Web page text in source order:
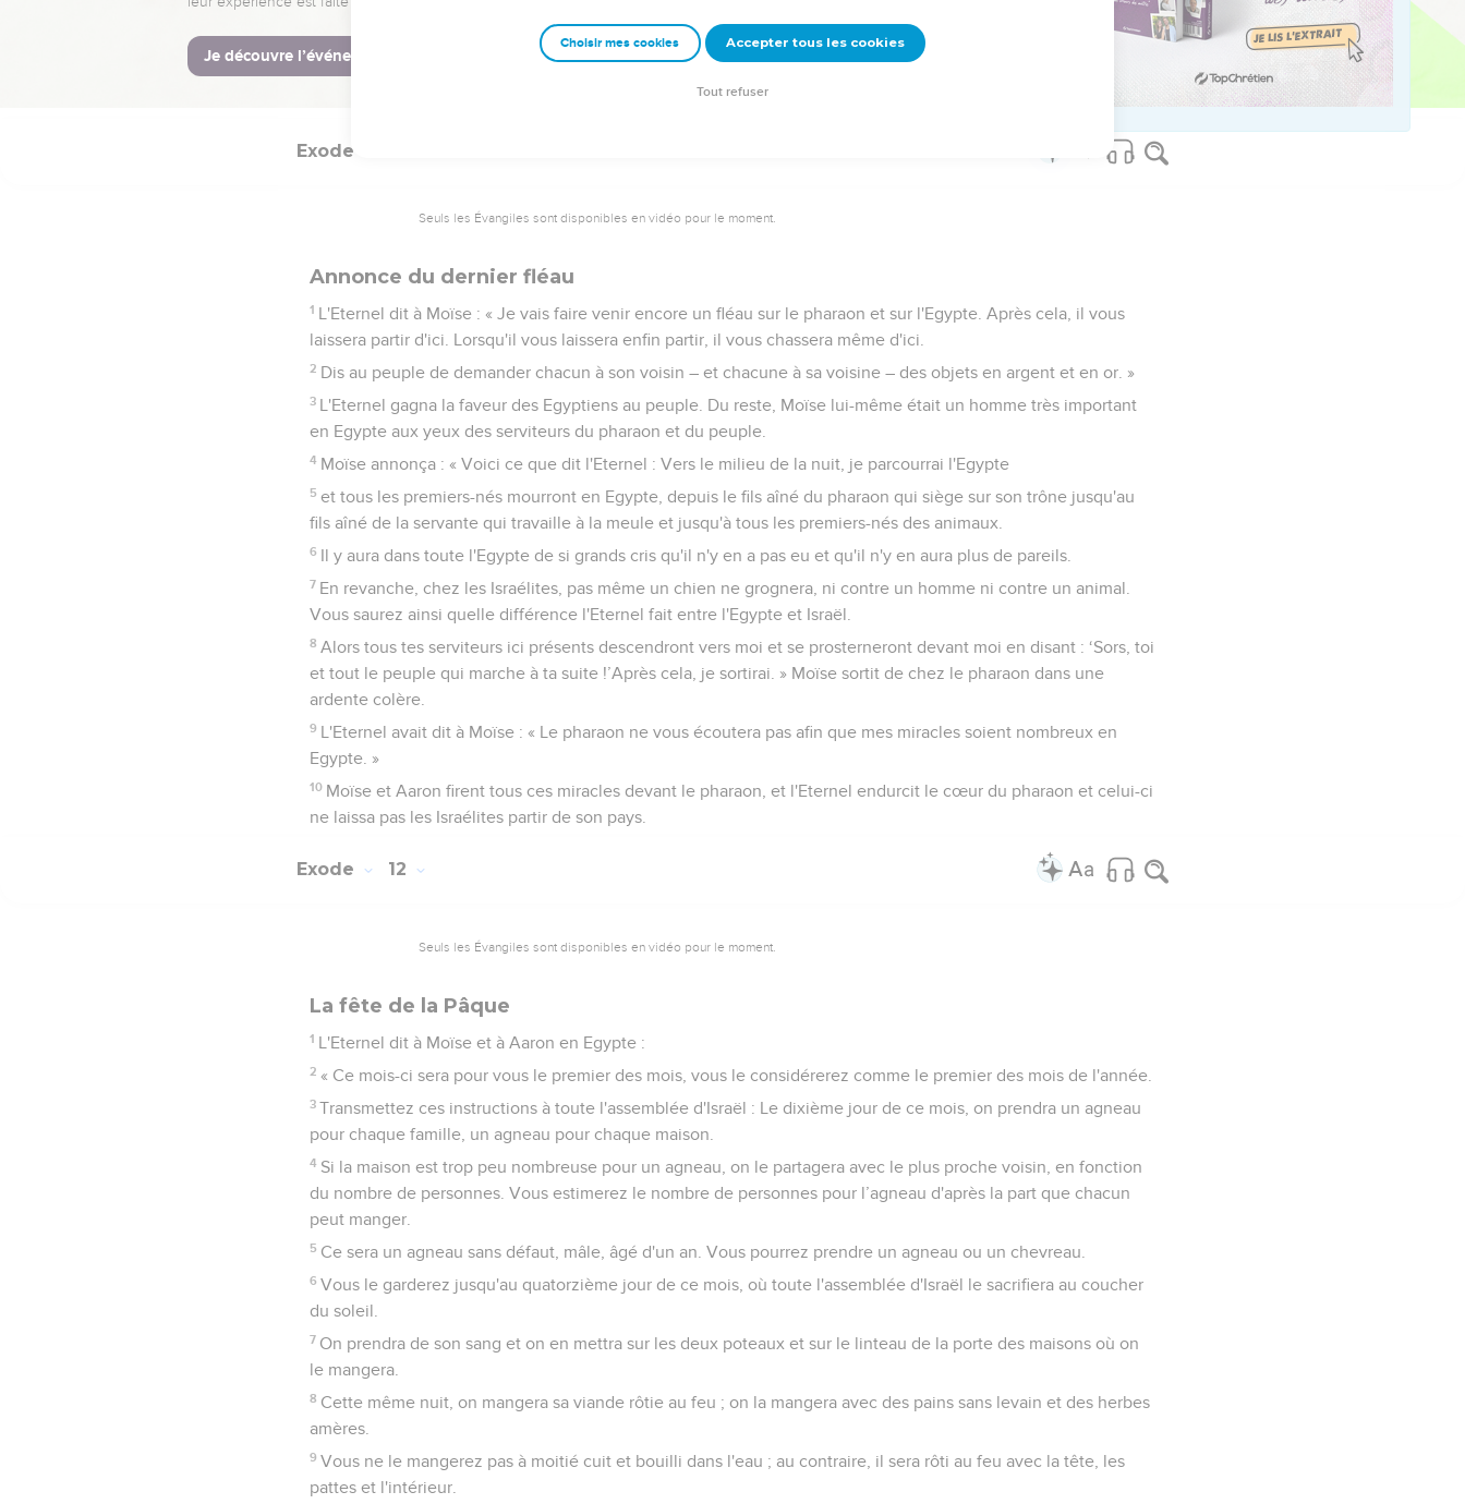
Il dit même à Moïse : « Sors de chez moi ! Veille bien à ne plus te présenter devant moi, car le jour où tu le
feras, tu mourras. »
« Tu l'as dit, répliqua Moïse, je ne me présenterai plus devant toi. »
Exode
Seuls les Évangiles sont disponibles en vidéo pour le moment.
Annonce du dernier fléau
1 L'Eternel dit à Moïse : « Je vais faire venir encore un fléau sur le pharaon et sur l'Egypte. Après cela, il vous
laissera partir d'ici. Lorsqu'il vous laissera enfin partir, il vous chassera même d'ici.
2 Dis au peuple de demander chacun à son voisin – et chacune à sa voisine – des objets en argent et en or. »
3 L'Eternel gagna la faveur des Egyptiens au peuple. Du reste, Moïse lui-même était un homme très important
en Egypte aux yeux des serviteurs du pharaon et du peuple.
4 Moïse annonça : « Voici ce que dit l'Eternel : Vers le milieu de la nuit, je parcourrai l'Egypte
5 et tous les premiers-nés mourront en Egypte, depuis le fils aîné du pharaon qui siège sur son trône jusqu'au
fils aîné de la servante qui travaille à la meule et jusqu'à tous les premiers-nés des animaux.
6 Il y aura dans toute l'Egypte de si grands cris qu'il n'y en a pas eu et qu'il n'y en aura plus de pareils.
7 En revanche, chez les Israélites, pas même un chien ne grognera, ni contre un homme ni contre un animal.
Vous saurez ainsi quelle différence l'Eternel fait entre l'Egypte et Israël.
8 Alors tous tes serviteurs ici présents descendront vers moi et se prosterneront devant moi en disant : ‘Sors, toi
et tout le peuple qui marche à ta suite !’Après cela, je sortirai. » Moïse sortit de chez le pharaon dans une
ardente colère.
9 L'Eternel avait dit à Moïse : « Le pharaon ne vous écoutera pas afin que mes miracles soient nombreux en
Egypte. »
10 Moïse et Aaron firent tous ces miracles devant le pharaon, et l'Eternel endurcit le cœur du pharaon et celui-ci
ne laissa pas les Israélites partir de son pays.
Exode 12
Seuls les Évangiles sont disponibles en vidéo pour le moment.
La fête de la Pâque
1 L'Eternel dit à Moïse et à Aaron en Egypte :
2 « Ce mois-ci sera pour vous le premier des mois, vous le considérerez comme le premier des mois de l'année.
3 Transmettez ces instructions à toute l'assemblée d'Israël : Le dixième jour de ce mois, on prendra un agneau
pour chaque famille, un agneau pour chaque maison.
4 Si la maison est trop peu nombreuse pour un agneau, on le partagera avec le plus proche voisin, en fonction
du nombre de personnes. Vous estimerez le nombre de personnes pour l’agneau d'après la part que chacun
peut manger.
5 Ce sera un agneau sans défaut, mâle, âgé d'un an. Vous pourrez prendre un agneau ou un chevreau.
6 Vous le garderez jusqu'au quatorzième jour de ce mois, où toute l'assemblée d'Israël le sacrifiera au coucher
du soleil.
7 On prendra de son sang et on en mettra sur les deux poteaux et sur le linteau de la porte des maisons où on
le mangera.
8 Cette même nuit, on mangera sa viande rôtie au feu ; on la mangera avec des pains sans levain et des herbes
amères.
9 Vous ne le mangerez pas à moitié cuit et bouilli dans l'eau ; au contraire, il sera rôti au feu avec la tête, les
pattes et l'intérieur.
Choisir mes cookies Accepter tous les cookies
Tout refuser